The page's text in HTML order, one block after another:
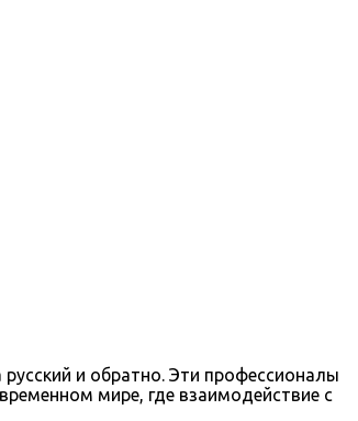
и обратно. Эти профессионалы
мире, где взаимодействие с